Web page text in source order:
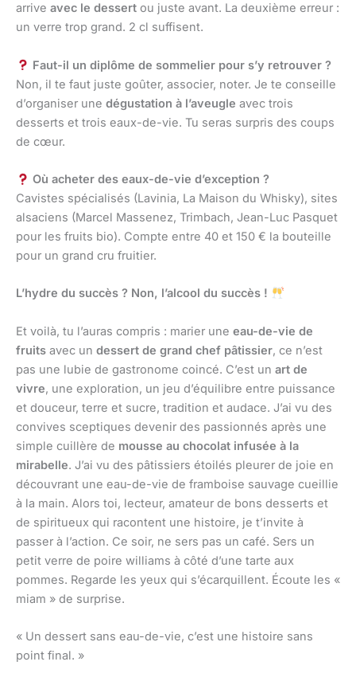
arrive avec le dessert ou juste avant. La deuxième erreur :
un verre trop grand. 2 cl suffisent.
Faut-il un diplôme de sommelier pour s’y retrouver ?
Non, il te faut juste goûter, associer, noter. Je te conseille
d’organiser une dégustation à l’aveugle avec trois
desserts et trois eaux-de-vie. Tu seras surpris des coups
de cœur.
Où acheter des eaux-de-vie d’exception ?
Cavistes spécialisés (Lavinia, La Maison du Whisky), sites
alsaciens (Marcel Massenez, Trimbach, Jean-Luc Pasquet
pour les fruits bio). Compte entre 40 et 150 € la bouteille
pour un grand cru fruitier.
L’hydre du succès ? Non, l’alcool du succès !
Et voilà, tu l’auras compris : marier une eau-de-vie de
fruits avec un dessert de grand chef pâtissier, ce n’est
pas une lubie de gastronome coincé. C’est un art de
vivre, une exploration, un jeu d’équilibre entre puissance
et douceur, terre et sucre, tradition et audace. J’ai vu des
convives sceptiques devenir des passionnés après une
simple cuillère de mousse au chocolat infusée à la
mirabelle. J’ai vu des pâtissiers étoilés pleurer de joie en
découvrant une eau-de-vie de framboise sauvage cueillie
à la main. Alors toi, lecteur, amateur de bons desserts et
de spiritueux qui racontent une histoire, je t’invite à
passer à l’action. Ce soir, ne sers pas un café. Sers un
petit verre de poire williams à côté d’une tarte aux
pommes. Regarde les yeux qui s’écarquillent. Écoute les «
miam » de surprise.
« Un dessert sans eau-de-vie, c’est une histoire sans
point final. »